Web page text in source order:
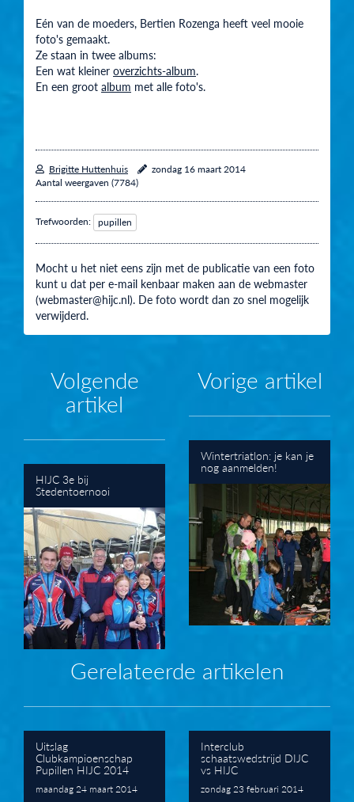
Eén van de moeders, Bertien Rozenga heeft veel mooie
foto's gemaakt.
Ze staan in twee albums:
Een wat kleiner overzichts-album.
En een groot album met alle foto's.
Brigitte Huttenhuis
zondag 16 maart 2014
Aantal weergaven (7784)
Trefwoorden: pupillen
Mocht u het niet eens zijn met de publicatie van een foto
kunt u dat per e-mail kenbaar maken aan de webmaster
(webmaster@hijc.nl). De foto wordt dan zo snel mogelijk
verwijderd.
Volgende
artikel
HIJC 3e bij
Stedentoernooi
Vorige artikel
Wintertriatlon: je kan je
nog aanmelden!
Gerelateerde artikelen
Uitslag
Clubkampioenschap
Pupillen HIJC 2014
maandag 24 maart 2014
Interclub
schaatswedstrijd DIJC
vs HIJC
zondag 23 februari 2014